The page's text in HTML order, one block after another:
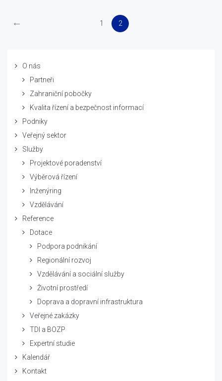
← 1 2
O nás
Partneři
Zahraniční pobočky
Kvalita řízení a bezpečnost informací
Podniky
Veřejný sektor
Služby
Projektové poradenství
Výběrová řízení
Inženýring
Vzdělávání
Reference
Dotace
Podpora podnikání
Regionální rozvoj
Vzdělávání a sociální služby
Životní prostředí
Doprava a dopravní infrastruktura
Veřejné zakázky
TDI a BOZP
Expertní studie
Kalendář
Kontakt